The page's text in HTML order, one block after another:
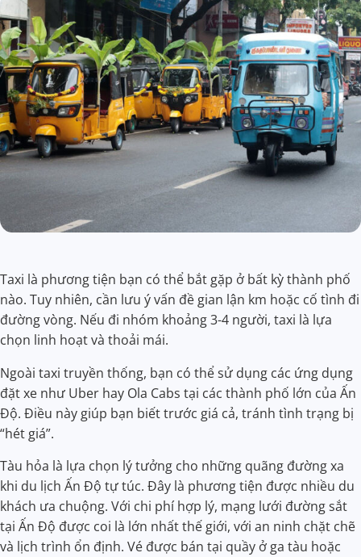
Taxi là phương tiện bạn có thể bắt gặp ở bất kỳ thành phố
nào. Tuy nhiên, cần lưu ý vấn đề gian lận km hoặc cố tình đi
đường vòng. Nếu đi nhóm khoảng 3-4 người, taxi là lựa
chọn linh hoạt và thoải mái.
Ngoài taxi truyền thống, bạn có thể sử dụng các ứng dụng
đặt xe như Uber hay Ola Cabs tại các thành phố lớn của Ấn
Độ. Điều này giúp bạn biết trước giá cả, tránh tình trạng bị
“hét giá”.
Tàu hỏa là lựa chọn lý tưởng cho những quãng đường xa
khi du lịch Ấn Độ tự túc. Đây là phương tiện được nhiều du
khách ưa chuộng. Với chi phí hợp lý, mạng lưới đường sắt
tại Ấn Độ được coi là lớn nhất thế giới, với an ninh chặt chẽ
và lịch trình ổn định. Vé được bán tại quầy ở ga tàu hoặc